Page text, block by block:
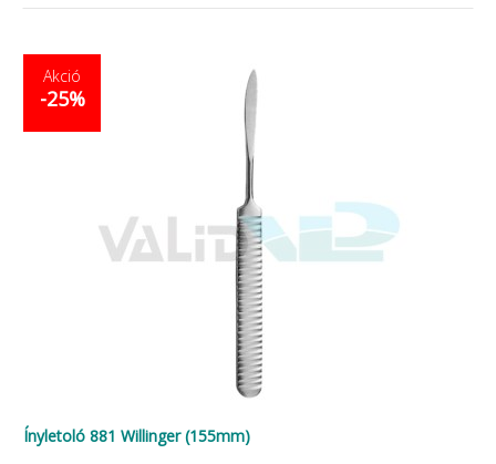
Akció
-25%
Ínyletoló 881 Willinger (155mm)